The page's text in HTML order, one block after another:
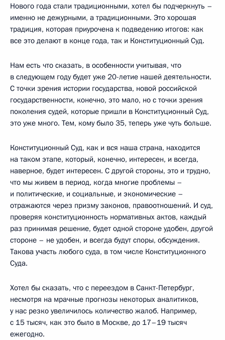
Нового года стали традиционными, хотел бы подчеркнуть –
именно не дежурными, а традиционными. Это хорошая
традиция, которая приурочена к подведению итогов: как
все это делают в конце года, так и Конституционный Суд.
Нам есть что сказать, в особенности учитывая, что
в следующем году будет уже 20-летие нашей деятельности.
С точки зрения истории государства, новой российской
государственности, конечно, это мало, но с точки зрения
поколения судей, которые пришли в Конституционный Суд,
это уже много. Тем, кому было 35, теперь уже чуть больше.
Конституционный Суд, как и вся наша страна, находится
на таком этапе, который, конечно, интересен, и всегда,
наверное, будет интересен. С другой стороны, это и трудно,
что мы живем в период, когда многие проблемы –
и политические, и социальные, и экономические –
отражаются через призму законов, правоотношений. И суд,
проверяя конституционность нормативных актов, каждый
раз принимая решение, будет одной стороне удобен, другой
стороне – не удобен, и всегда будут споры, обсуждения.
Такова участь любого суда, в том числе Конституционного
Суда.
Хотел бы сказать, что с переездом в Санкт-Петербург,
несмотря на мрачные прогнозы некоторых аналитиков,
у нас резко увеличилось количество жалоб. Например,
с 15 тысяч, как это было в Москве, до 17–19 тысяч
ежегодно.